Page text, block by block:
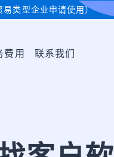
类型企业申请使用）
费用 联系我们